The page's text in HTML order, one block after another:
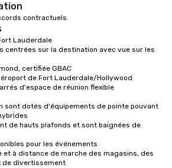
contractuels.
Lauderdale
centrées sur la destination avec vue sur les
certifiée GBAC
de Fort Lauderdale/Hollywood
d'espace de réunion flexible
sont dotés d'équipements de pointe pouvant
de hauts plafonds et sont baignées de
pour les événements
à distance de marche des magasins, des
de divertissement